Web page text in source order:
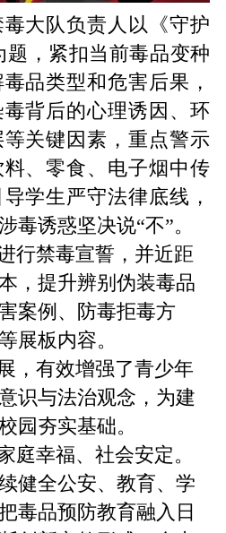
大队负责人以《守护
，紧扣当前毒品变种
品类型和危害后果，
背后的心理诱因、环
关键因素，重点警示
、零食、电子烟中传
学生严守法律底线，
毒诱惑坚决说“不”。
禁毒宣誓，并近距
，提升辨别伪装毒品
案例、防毒拒毒方
展板内容。
有效增强了青少年
识与法治观念，为建
园夯实基础。
幸福、社会安定。
健全公安、教育、学
毒品预防教育融入日